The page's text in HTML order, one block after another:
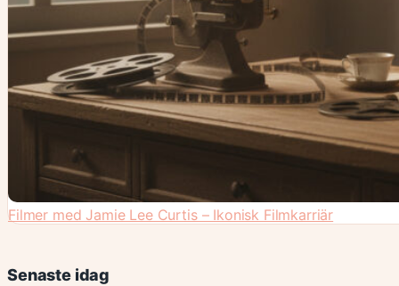
Filmer med Jamie Lee Curtis – Ikonisk Filmkarriär
Senaste idag